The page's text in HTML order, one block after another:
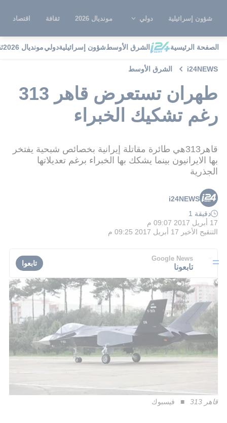
شؤون إسرائيلية دولي مونديال 2026 ثقافة اقتصاد
الصفحة الرئيسية الشرق الأوسطشؤون إسرائيليةدوليمونديال 2026
i24NEWS الشرق الأوسط
طهران تستعرض قاهر 313
رغم تشكيك الخبراء
قاهر313هي طائرة مقاتلة إيرانية بخصائص شبحية يفتخر
بها الايرانيون بينما يشكك بها الخبراء برغم تعديلاتها
الجذرية
i24NEWS
دقيقة 1
17 أبريل 2017 09:07 م
التنقيح الأخير 17 أبريل 2017 09:25 م
Google News
تابعونا تابعوا
قاهر 313 فيسبوك